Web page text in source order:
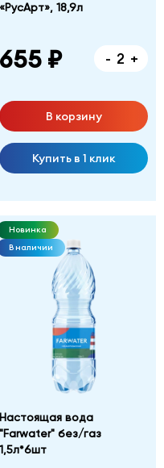
«РусАрт», 18,9л
655 ₽ - +
В корзину
Купить в 1 клик
Новинка
В наличии
Настоящая вода
"Farwater" без/газ
1,5л*6шт